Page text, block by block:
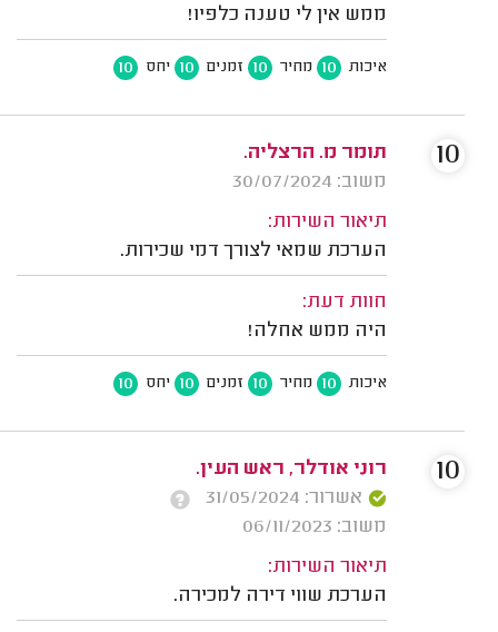
ממש אין לי טענה כלפיו!
איכות 10 מחיר 10 זמנים 10 יחס 10
תומר מ. הרצליה.
משוב: 30/07/2024
תיאור השירות:
הערכת שמאי לצורך דמי שכירות.
חוות דעת:
היה ממש אחלה!
איכות 10 מחיר 10 זמנים 10 יחס 10
10
רוני אודלר, ראש העין.
אשרור: 31/05/2024
משוב: 06/11/2023
תיאור השירות:
הערכת שווי דירה למכירה.
10